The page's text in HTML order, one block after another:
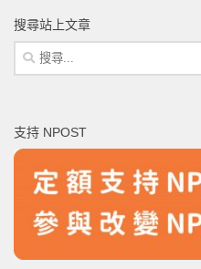
搜尋站上文章
搜
尋
字:
支持 NPOST